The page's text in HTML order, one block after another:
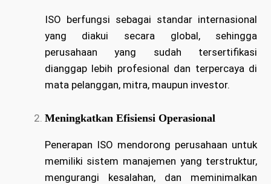
ISO berfungsi sebagai standar internasional
yang diakui secara global, sehingga
perusahaan yang sudah tersertifikasi
dianggap lebih profesional dan terpercaya di
mata pelanggan, mitra, maupun investor.
Meningkatkan Efisiensi Operasional
Penerapan ISO mendorong perusahaan untuk
memiliki sistem manajemen yang terstruktur,
mengurangi kesalahan, dan meminimalkan